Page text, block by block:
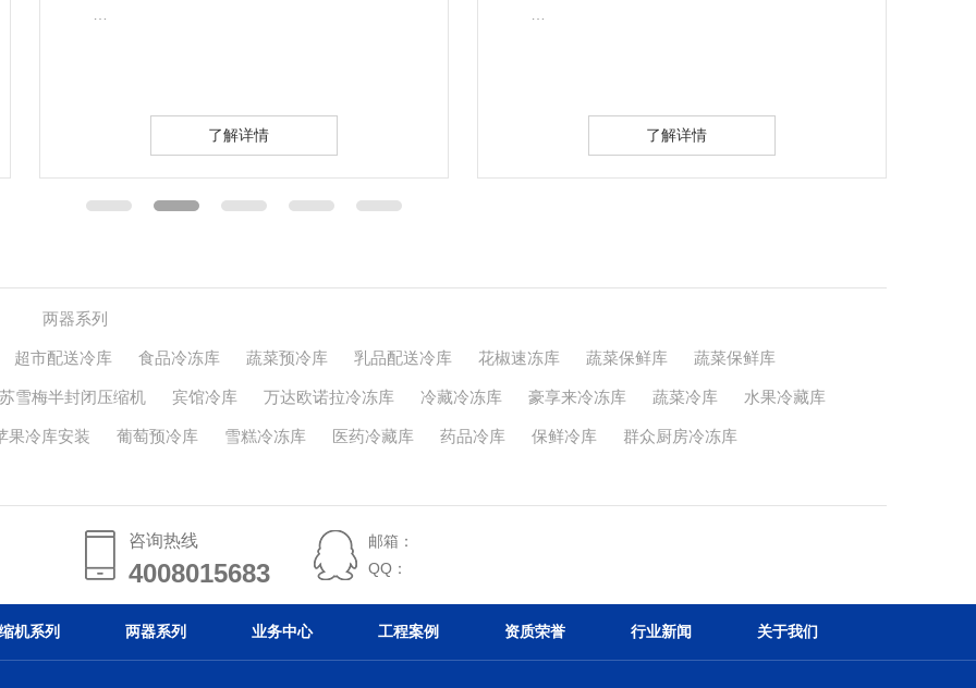
了解详情 了解详情
两器系列
超市配送冷库 食品冷冻库 蔬菜预冷库 乳品配送冷库 花椒速冻库 蔬菜保鲜库 蔬菜保鲜库
雪梅半封闭压缩机 宾馆冷库 万达欧诺拉冷冻库 冷藏冷冻库 豪享来冷冻库 蔬菜冷库 水果冷藏库
果冷库安装 葡萄预冷库 雪糕冷冻库 医药冷藏库 药品冷库 保鲜冷库 群众厨房冷冻库
咨询热线
4008015683
4008015683
邮箱：
QQ：
机系列 两器系列 业务中心 工程案例 资质荣誉 行业新闻 关于我们